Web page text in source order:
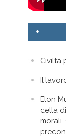
Civiltà
Il
Elon
della
morali.